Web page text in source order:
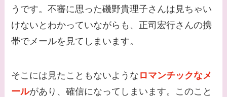
子供はいる？砂糖断ち
のきっかけ・効果は？
うです。不審に思った磯野貴理子さんは見ちゃい
けないとわかっていながらも、正司宏行さんの携
帯でメールを見てしまいます。
そこには見たこともないような ロマンチックなメ
ールがあり、確信になってしまいます。このこと